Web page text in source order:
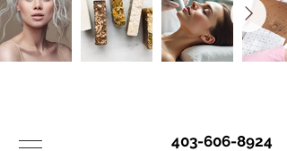
403-606-8924